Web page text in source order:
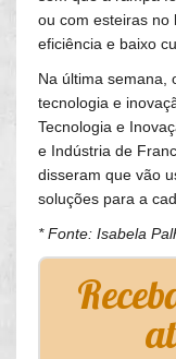
ou com esteiras no
eficiência e baixo
Na última semana,
tecnologia e
Tecnologia e
e Indústria de
disseram que vão
soluções para a
* Fonte: Isabela